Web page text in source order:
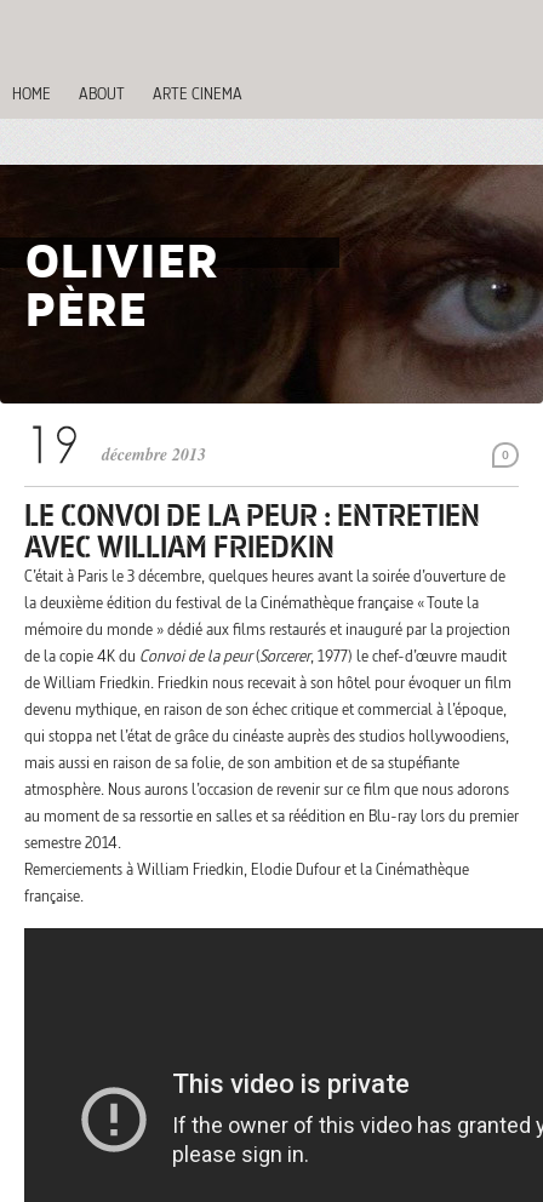
HOME ABOUT ARTE CINEMA
OLIVIER
PÈRE
0
décembre 2013
LE CONVOI DE LA PEUR : ENTRETIEN
AVEC WILLIAM FRIEDKIN
C’était à Paris le 3 décembre, quelques heures avant la soirée d’ouverture de
la deuxième édition du festival de la Cinémathèque française « Toute la
mémoire du monde » dédié aux films restaurés et inauguré par la projection
de la copie 4K du Convoi de la peur(Sorcerer, 1977) le chef-d’œuvre maudit
de William Friedkin. Friedkin nous recevait à son hôtel pour évoquer un film
devenu mythique, en raison de son échec critique et commercial à l’époque,
qui stoppa net l’état de grâce du cinéaste auprès des studios hollywoodiens,
mais aussi en raison de sa folie, de son ambition et de sa stupéfiante
atmosphère. Nous aurons l’occasion de revenir sur ce film que nous adorons
au moment de sa ressortie en salles et sa réédition en Blu-ray lors du premier
semestre 2014.
Remerciements à William Friedkin, Elodie Dufour et la Cinémathèque
française.